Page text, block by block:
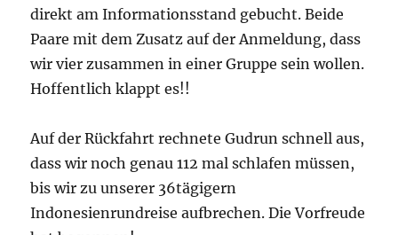
direkt am Informationsstand gebucht. Beide
Paare mit dem Zusatz auf der Anmeldung, dass
wir vier zusammen in einer Gruppe sein wollen.
Hoffentlich klappt es!!
Auf der Rückfahrt rechnete Gudrun schnell aus,
dass wir noch genau 112 mal schlafen müssen,
bis wir zu unserer 36tägigern
Indonesienrundreise aufbrechen. Die Vorfreude